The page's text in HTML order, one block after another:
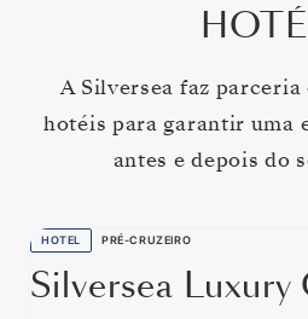
A Silversea faz
hotéis para garantir uma
antes e depois do
HOTEL PRÉ-CRUZEIRO
Silversea